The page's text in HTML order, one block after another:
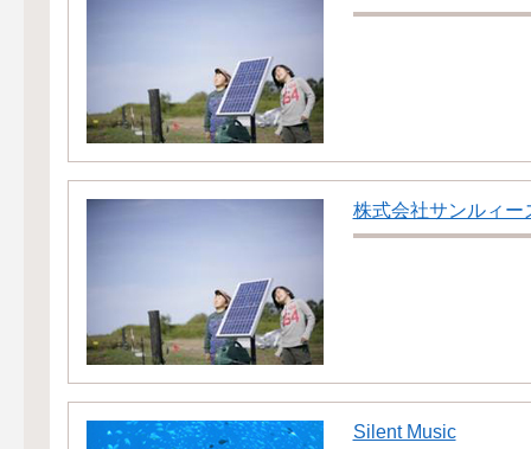
株式会社サンルィー
Silent Music